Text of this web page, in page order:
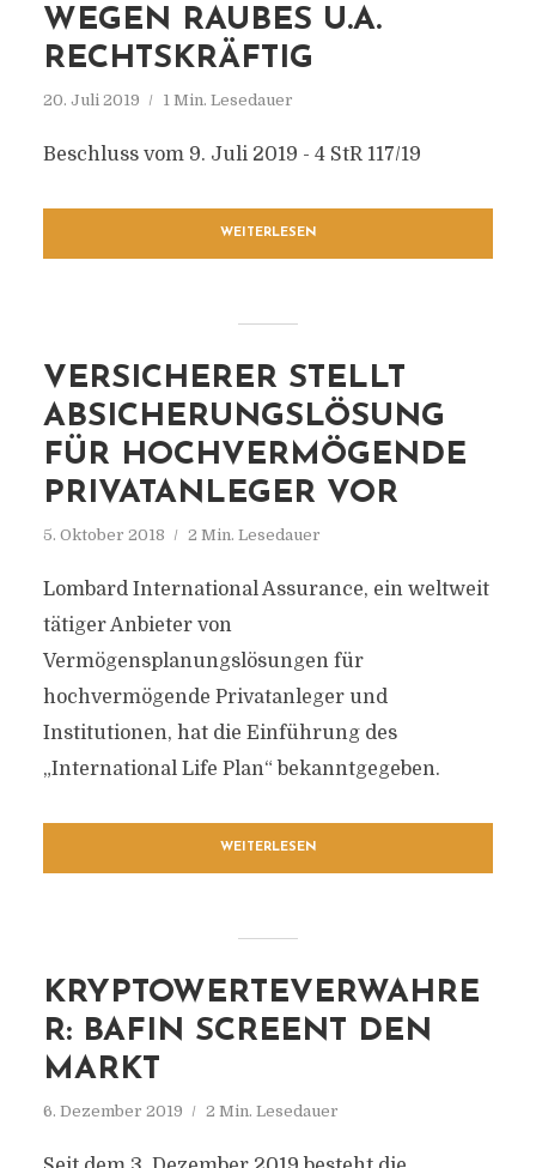
WEGEN RAUBES U.A.
RECHTSKRÄFTIG
20. Juli 2019 1 Min. Lesedauer
Beschluss vom 9. Juli 2019 - 4 StR 117/19
WEITERLESEN
VERSICHERER STELLT
ABSICHERUNGSLÖSUNG
FÜR HOCHVERMÖGENDE
PRIVATANLEGER VOR
5. Oktober 2018 2 Min. Lesedauer
Lombard International Assurance, ein weltweit
tätiger Anbieter von
Vermögensplanungslösungen für
hochvermögende Privatanleger und
Institutionen, hat die Einführung des
„International Life Plan“ bekanntgegeben.
WEITERLESEN
KRYPTOWERTEVERWAHRE
R: BAFIN SCREENT DEN
MARKT
6. Dezember 2019 2 Min. Lesedauer